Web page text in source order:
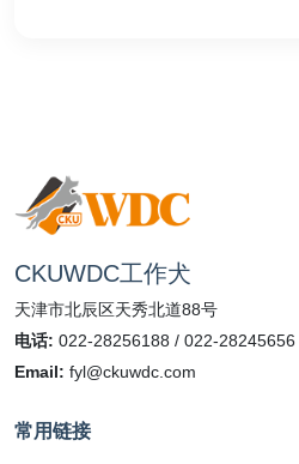
CKUWDC工作犬
天津市北辰区天秀北道88号
电话: 022-28256188 / 022-28245656
Email: fyl@ckuwdc.com
常用链接